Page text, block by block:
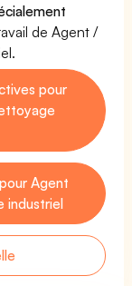
de Agent /
pour
Agent
industriel